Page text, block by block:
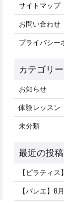
サイトマップ
お問い合わせ
プライバシー
お知らせ
体験レッスン
未分類
【ピラティ
【バレエ】8